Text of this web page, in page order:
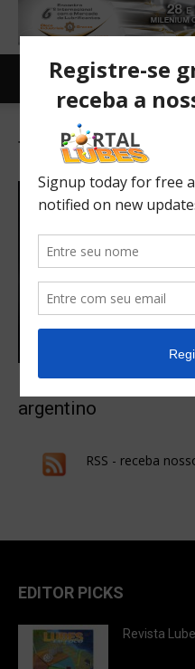
Tag: El Palomar
argentino
RSS - receba
EDITOR PICKS
Revista